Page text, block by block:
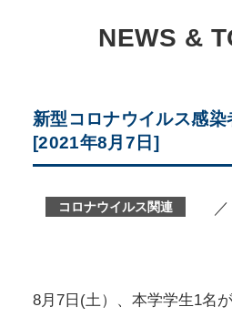
NEWS &
新型コロナウイルス感
[2021年8月7日]
コロナウイルス関連 ／
8月7日(土）、本学学生1名